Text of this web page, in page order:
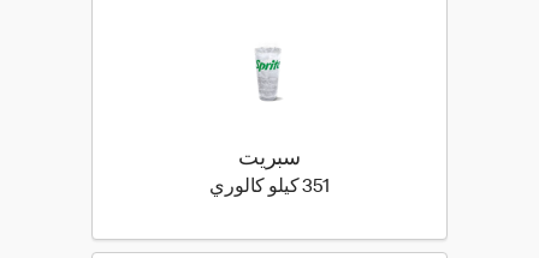
سبريت
351 كيلو كالوري 351 كيلو سعرة حرارية